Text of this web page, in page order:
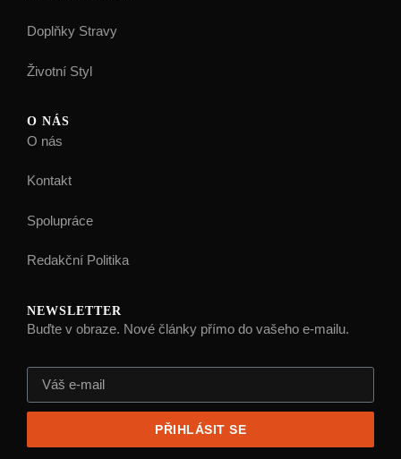
Doplňky Stravy
Životní Styl
O NÁS
O nás
Kontakt
Spolupráce
Redakční Politika
NEWSLETTER
Buďte v obraze. Nové články přímo do vašeho e-mailu.
PŘIHLÁSIT SE